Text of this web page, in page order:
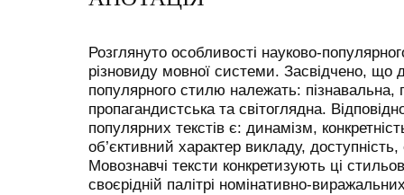
Розглянуто особливості науково-
різновиду мовної системи. Засвідчено, що
популярного стилю належать: пізнавальна,
пропагандистська та світоглядна.
популярних текстів є: динамізм,
об’єктивний характер викладу,
Мовознавчі тексти конкретизують ці
своєрідній палітрі номінативно-